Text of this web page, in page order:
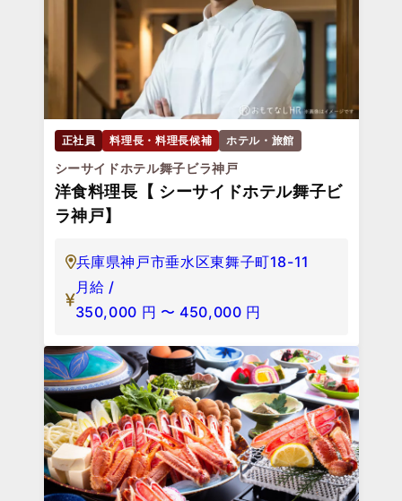
正社員 料理長・料理長候補 ホテル・旅館
シーサイドホテル舞子ビラ神戸
洋食料理長【 シーサイドホテル舞子ビ
ラ神戸】
兵庫県神戸市垂水区東舞子町18-11
月給 /
350,000 円 〜 450,000 円